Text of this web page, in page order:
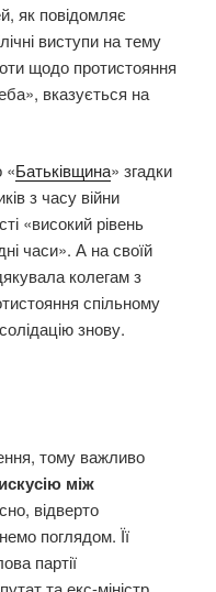
як повідомляє
виступи на тему
щодо протистояння
вказується на
«Батьківщина» згадки
з часу війни
«високий рівень
часи». А на своїй
колегам з
спільному
знову.
тому важливо
між
відверто
поглядом. Її
партії